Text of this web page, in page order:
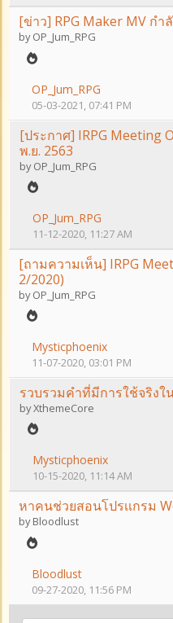
[ข่าว] RPG Maker MV กำ
byOP_Jum_RPG
OP_Jum_RPG
05-03-2021, 07:41 PM
[ประกาศ] IRPG Meeting
พ.ย. 2563
byOP_Jum_RPG
OP_Jum_RPG
11-12-2020, 11:27 AM
[ถามความเห็น] IRPG
2/2020)
byOP_Jum_RPG
Mysticphoenix
11-07-2020, 03:01 PM
รวบรวมคำที่มีการใช้จริงใ
byXthemeCore
Mysticphoenix
10-15-2020, 11:14 AM
หาคนช่วยสอนโปรเเกรม
byBloodlust
Bloodlust
09-27-2020, 11:56 PM